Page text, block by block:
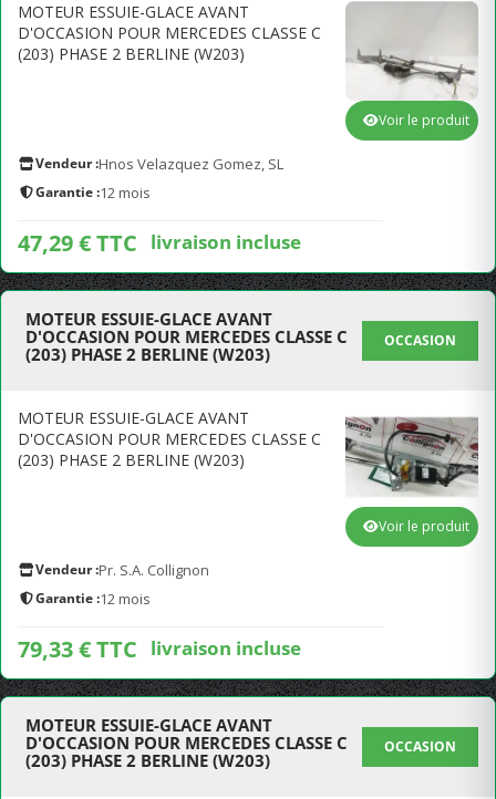
MOTEUR ESSUIE-GLACE AVANT
D'OCCASION POUR MERCEDES CLASSE C
(203) PHASE 2 BERLINE (W203)
Vendeur :Hnos Velazquez Gomez, SL
Garantie :12 mois
47,29 € TTC livraison incluse
Voir le produit
MOTEUR ESSUIE-GLACE AVANT
D'OCCASION POUR MERCEDES CLASSE C
(203) PHASE 2 BERLINE (W203)
OCCASION
MOTEUR ESSUIE-GLACE AVANT
D'OCCASION POUR MERCEDES CLASSE C
(203) PHASE 2 BERLINE (W203)
Vendeur :Pr. S.A. Collignon
Garantie :12 mois
79,33 € TTC livraison incluse
Voir le produit
MOTEUR ESSUIE-GLACE AVANT
D'OCCASION POUR MERCEDES CLASSE C
(203) PHASE 2 BERLINE (W203)
OCCASION